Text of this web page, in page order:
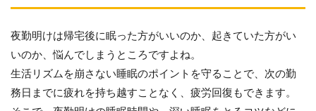
夜勤明けは帰宅後に眠った方がいいのか、起きていた方がい
いのか、悩んでしまうところですよね。
生活リズムを崩さない睡眠のポイントを守ることで、次の勤
務日までに疲れを持ち越すことなく、疲労回復もできます。